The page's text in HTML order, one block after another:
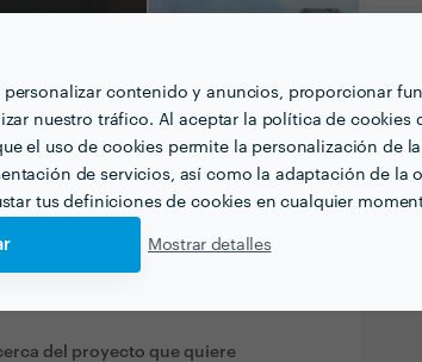
personalizar contenido y anuncios, proporcionar
nuestro tráfico. Al aceptar la política de cookies
el uso de cookies permite la personalización de la
de servicios, así como la adaptación de la
tus definiciones de cookies en cualquier
Mostrar detalles
Ver todas las
fotografías y vídeos
del proyecto que quiere